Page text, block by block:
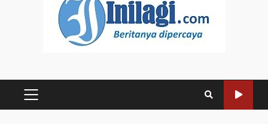
PRIMARY